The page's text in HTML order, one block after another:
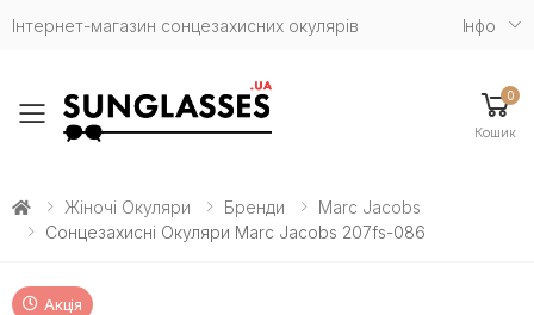
Інтернет-магазин сонцезахисних окулярів Iнфо
Toggle mobile menu
0
Кошик
Жіночі Окуляри Бренди
Marc Jacobs
Сонцезахисні Окуляри Marc Jacobs 207fs-086
Акція